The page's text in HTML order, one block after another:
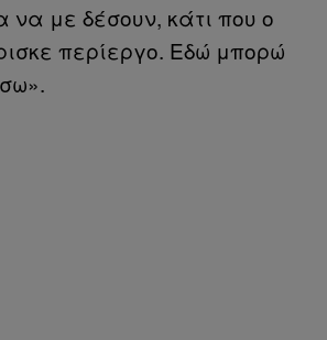
να με δέσουν, κάτι που ο
περίεργο. Εδώ μπορώ